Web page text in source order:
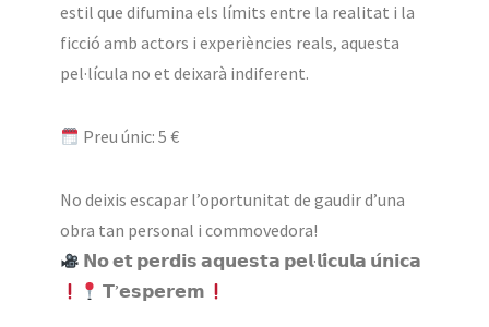
estil que difumina els límits entre la realitat i la
ficció amb actors i experiències reals, aquesta
pel·lícula no et deixarà indiferent.
Preu únic: 5 €
No deixis escapar l’oportunitat de gaudir d’una
obra tan personal i commovedora!
𝗡𝗼 𝗲𝘁 𝗽𝗲𝗿𝗱𝗶𝘀 𝗮𝗾𝘂𝗲𝘀𝘁𝗮 𝗽𝗲𝗹·𝗹𝗶́𝗰𝘂𝗹𝗮 𝘂́𝗻𝗶𝗰𝗮
𝗧’𝗲𝘀𝗽𝗲𝗿𝗲𝗺